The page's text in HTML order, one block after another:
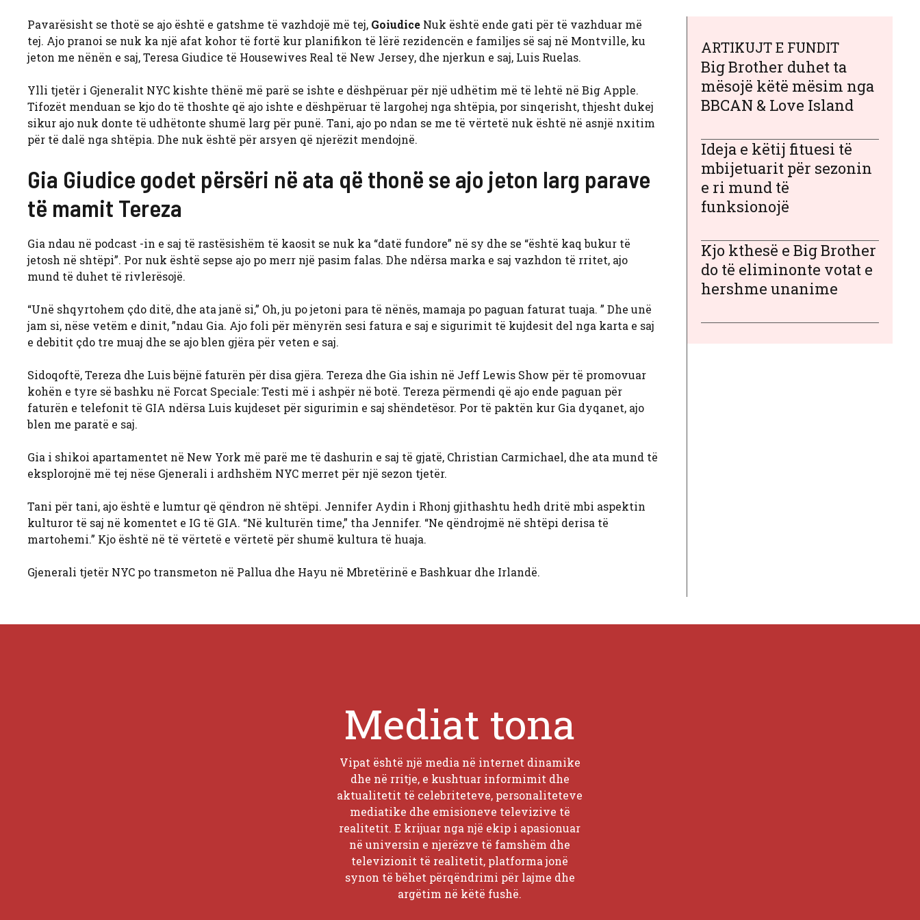
Pavarësisht se thotë se ajo është e gatshme të vazhdojë më tej, Goiudice Nuk është ende gati për të vazhduar më
tej. Ajo pranoi se nuk ka një afat kohor të fortë kur planifikon të lërë rezidencën e familjes së saj në Montville, ku
jeton me nënën e saj, Teresa Giudice të Housewives Real të New Jersey, dhe njerkun e saj, Luis Ruelas.
Ylli tjetër i Gjeneralit NYC kishte thënë më parë se ishte e dëshpëruar për një udhëtim më të lehtë në Big Apple.
Tifozët menduan se kjo do të thoshte që ajo ishte e dëshpëruar të largohej nga shtëpia, por sinqerisht, thjesht dukej
sikur ajo nuk donte të udhëtonte shumë larg për punë. Tani, ajo po ndan se me të vërtetë nuk është në asnjë nxitim
për të dalë nga shtëpia. Dhe nuk është për arsyen që njerëzit mendojnë.
Gia Giudice godet përsëri në ata që thonë se ajo jeton larg parave
të mamit Tereza
Gia ndau në podcast -in e saj të rastësishëm të kaosit se nuk ka “datë fundore” në sy dhe se “është kaq bukur të
jetosh në shtëpi”. Por nuk është sepse ajo po merr një pasim falas. Dhe ndërsa marka e saj vazhdon të rritet, ajo
mund të duhet të rivlerësojë.
“Unë shqyrtohem çdo ditë, dhe ata janë si,” Oh, ju po jetoni para të nënës, mamaja po paguan faturat tuaja. ” Dhe unë
jam si, nëse vetëm e dinit, ”ndau Gia. Ajo foli për mënyrën sesi fatura e saj e sigurimit të kujdesit del nga karta e saj
e debitit çdo tre muaj dhe se ajo blen gjëra për veten e saj.
Sidoqoftë, Tereza dhe Luis bëjnë faturën për disa gjëra. Tereza dhe Gia ishin në Jeff Lewis Show për të promovuar
kohën e tyre së bashku në Forcat Speciale: Testi më i ashpër në botë. Tereza përmendi që ajo ende paguan për
faturën e telefonit të GIA ndërsa Luis kujdeset për sigurimin e saj shëndetësor. Por të paktën kur Gia dyqanet, ajo
blen me paratë e saj.
Gia i shikoi apartamentet në New York më parë me të dashurin e saj të gjatë, Christian Carmichael, dhe ata mund të
eksplorojnë më tej nëse Gjenerali i ardhshëm NYC merret për një sezon tjetër.
Tani për tani, ajo është e lumtur që qëndron në shtëpi. Jennifer Aydin i Rhonj gjithashtu hedh dritë mbi aspektin
kulturor të saj në komentet e IG të GIA. “Në kulturën time,” tha Jennifer. “Ne qëndrojmë në shtëpi derisa të
martohemi.” Kjo është në të vërtetë e vërtetë për shumë kultura të huaja.
Gjenerali tjetër NYC po transmeton në Pallua dhe Hayu në Mbretërinë e Bashkuar dhe Irlandë.
ARTIKUJT E FUNDIT
Big Brother duhet ta
mësojë këtë mësim nga
BBCAN & Love Island
Ideja e këtij fituesi të
mbijetuarit për sezonin
e ri mund të
funksionojë
Kjo kthesë e Big Brother
do të eliminonte votat e
hershme unanime
Mediat tona
Vipat është një media në internet dinamike
dhe në rritje, e kushtuar informimit dhe
aktualitetit të celebriteteve, personaliteteve
mediatike dhe emisioneve televizive të
realitetit. E krijuar nga një ekip i apasionuar
në universin e njerëzve të famshëm dhe
televizionit të realitetit, platforma jonë
synon të bëhet përqëndrimi për lajme dhe
argëtim në këtë fushë.